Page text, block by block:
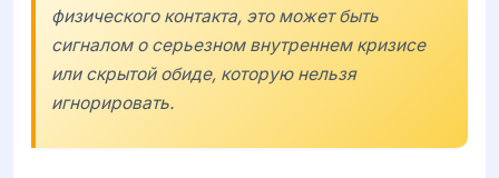
физического контакта, это может быть
сигналом о серьезном внутреннем кризисе
или скрытой обиде, которую нельзя
игнорировать.